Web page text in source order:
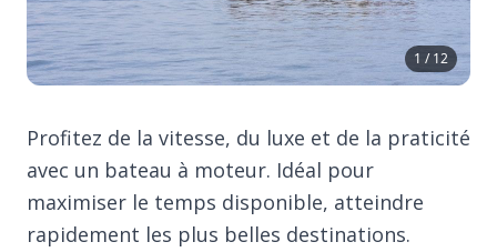
1 / 12
Profitez de la vitesse, du luxe et de la praticité
avec un bateau à moteur. Idéal pour
maximiser le temps disponible, atteindre
rapidement les plus belles destinations.